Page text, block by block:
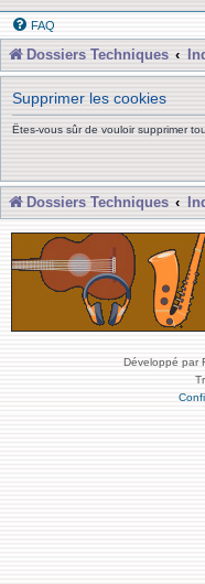
FAQ
Dossiers Techniques
Supprimer les cookies
Êtes-vous sûr de vouloir supprimer
Dossiers Techniques
Développé par